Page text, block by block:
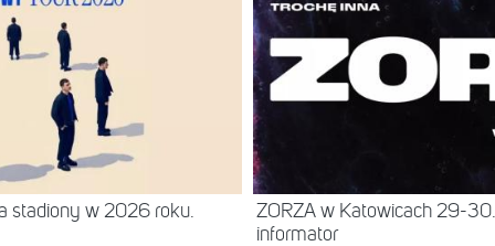
stadiony w 2026 roku.
ZORZA w Katowicach 29-
informator